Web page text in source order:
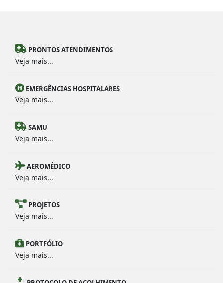
PRONTOS ATENDIMENTOS
Veja mais...
EMERGÊNCIAS HOSPITALARES
Veja mais...
SAMU
Veja mais...
AEROMÉDICO
Veja mais...
PROJETOS
Veja mais...
PORTFÓLIO
Veja mais...